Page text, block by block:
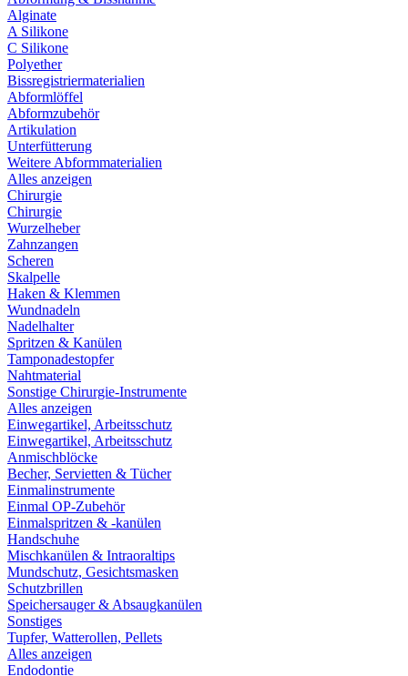
Alginate
A Silikone
C Silikone
Polyether
Bissregistriermaterialien
Abformlöffel
Abformzubehör
Artikulation
Unterfütterung
Weitere Abformmaterialien
Alles anzeigen
Chirurgie
Chirurgie
Wurzelheber
Zahnzangen
Scheren
Skalpelle
Haken & Klemmen
Wundnadeln
Nadelhalter
Spritzen & Kanülen
Tamponadestopfer
Nahtmaterial
Sonstige Chirurgie-Instrumente
Alles anzeigen
Einwegartikel, Arbeitsschutz
Einwegartikel, Arbeitsschutz
Anmischblöcke
Becher, Servietten & Tücher
Einmalinstrumente
Einmal OP-Zubehör
Einmalspritzen & -kanülen
Handschuhe
Mischkanülen & Intraoraltips
Mundschutz, Gesichtsmasken
Schutzbrillen
Speichersauger & Absaugkanülen
Sonstiges
Tupfer, Watterollen, Pellets
Alles anzeigen
Endodontie